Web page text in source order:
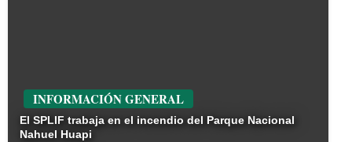
INFORMACIÓN GENERAL
El SPLIF trabaja en el incendio del Parque Nacional
Nahuel Huapi